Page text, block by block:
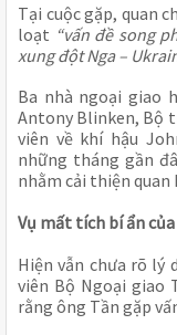
Tại cuộc gặp, quan
loạt “vấn đề song
xung đột Nga –
Ba nhà ngoại giao
Antony Blinken, Bộ
viên về khí hậu
những tháng gần
nhằm cải thiện quan
Vụ mất tích bí ẩn
Hiện vẫn chưa rõ lý
viên Bộ Ngoại giao
rằng ông Tần gặp